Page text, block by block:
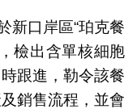
新口岸區“珀克餐
檢出含單核細胞
跟進，勒令該餐
銷售流程，並會